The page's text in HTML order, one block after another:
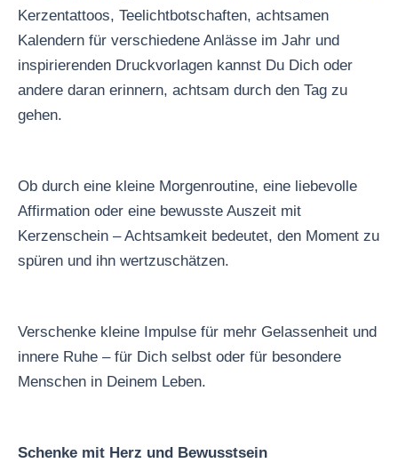
Kerzentattoos, Teelichtbotschaften, achtsamen
Kalendern für verschiedene Anlässe im Jahr und
inspirierenden Druckvorlagen kannst Du Dich oder
andere daran erinnern, achtsam durch den Tag zu
gehen.
Ob durch eine kleine Morgenroutine, eine liebevolle
Affirmation oder eine bewusste Auszeit mit
Kerzenschein – Achtsamkeit bedeutet, den Moment zu
spüren und ihn wertzuschätzen.
Verschenke kleine Impulse für mehr Gelassenheit und
innere Ruhe – für Dich selbst oder für besondere
Menschen in Deinem Leben.
Schenke mit Herz und Bewusstsein